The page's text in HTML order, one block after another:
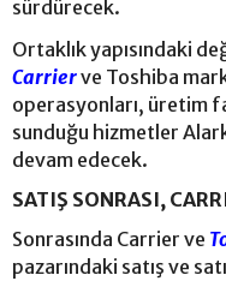
sürdürecek.
Ortaklık yapısındaki
Carrierve Toshiba
operasyonları, üretim
sunduğu hizmetler
devam edecek.
SATIŞ SONRASI,
Sonrasında Carrier ve
pazarındaki satış ve